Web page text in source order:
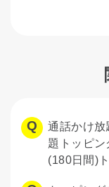
通話かけ放
題トッピン
(180日間)